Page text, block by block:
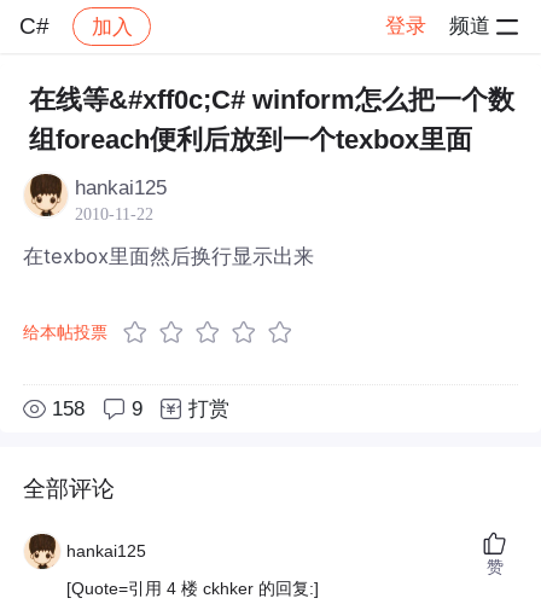
C# 加入 登录 频道
社区 C# 帖子详情
在线等&#xff0c;C# winform怎么把一个数
组foreach便利后放到一个texbox里面
hankai125
2010-11-22
在texbox里面然后换行显示出来
给本帖投票
158 9 打赏
全部评论
hankai125
[Quote=引用 4 楼 ckhker 的回复:]
赞